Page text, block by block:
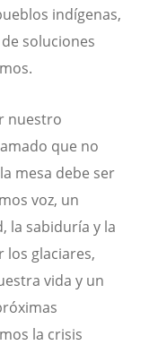
indígenas,
soluciones
nuestro
que no
mesa debe ser
voz, un
la sabiduría y la
los glaciares,
vida y un
la crisis